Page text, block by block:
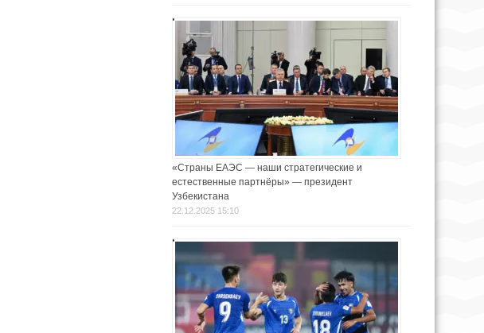
«Страны ЕАЭС — наши стратегические и
естественные партнёры» — президент
Узбекистана
22.12.2025 15:10